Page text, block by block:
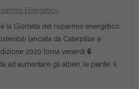
Energetico
la Giornata del risparmio energetico
lanciata da Caterpillar e
2020 torna venerdì 6
ad aumentare gli alberi, le piante, il